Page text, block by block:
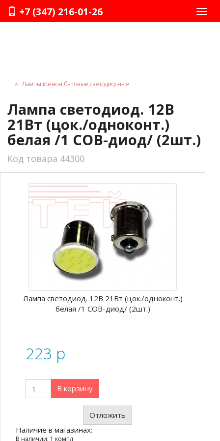
+7 (347) 216-01-26
←Лампы ксенон,бытовые,светодиодные
Лампа светодиод. 12В
21Вт (цок./одноконт.)
белая /1 COB-диод/ (2шт.)
Код товара 44300
Лампа светодиод. 12В 21Вт (цок./одноконт.)
белая /1 COB-диод/ (2шт.)
223 p
В корзину
Отложить
Наличие в магазинах:
В наличии: 1 компл